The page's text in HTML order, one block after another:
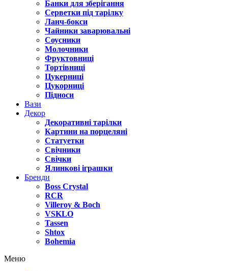
Банки для зберігання
Серветки під тарілку
Ланч-бокси
Чайники заварювальні
Соусники
Молочники
Фруктовниці
Тортівниці
Цукерниці
Цукорниці
Підноси
Вази
Декор
Декоративні тарілки
Картини на порцеляні
Статуетки
Свічники
Свічки
Ялинкові іграшки
Бренди
Boss Crystal
RCR
Villeroy & Boch
VSKLO
Tassen
Shtox
Bohemia
Меню